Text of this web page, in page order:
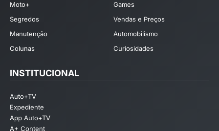
Moto+
Games
Segredos
Vendas e Preços
Manutenção
Automobilismo
Colunas
Curiosidades
INSTITUCIONAL
Auto+TV
Expediente
App Auto+TV
A+ Content